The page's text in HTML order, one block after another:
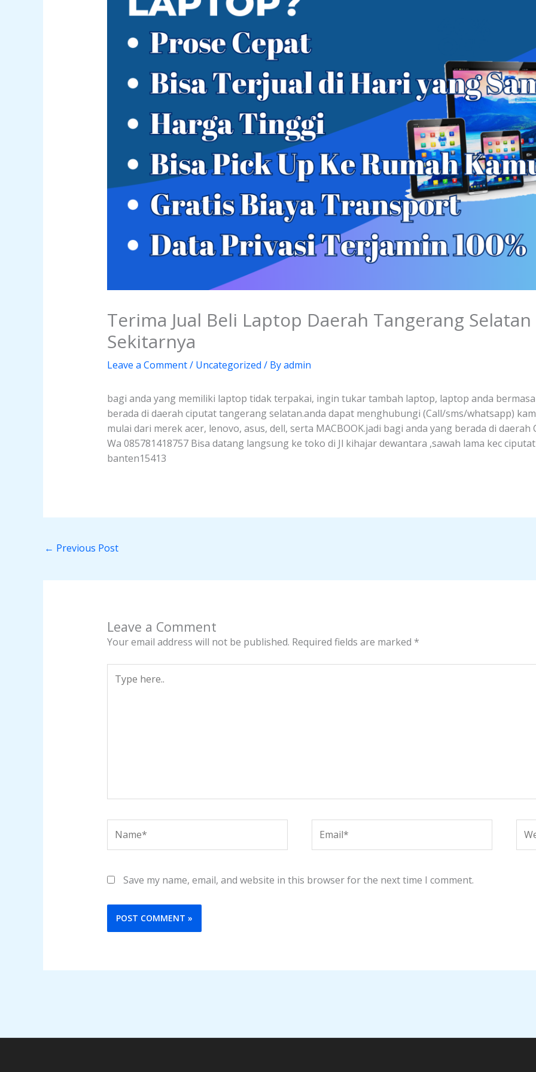
Terima Jual Beli Laptop Daerah Tangerang
Sekitarnya
Leave a Comment/ Uncategorized / Byadmin
bagi anda yang memiliki laptop tidak terpakai, ingin tukar tambah laptop, laptop anda
berada di daerah ciputat tangerang selatan.anda dapat menghubungi (Call/sms/whatsapp)
mulai dari merek acer, lenovo, asus, dell, serta MACBOOK.jadi bagi anda yang berada di
Wa 085781418757 Bisa datang langsung ke toko di Jl kihajar dewantara ,sawah lama kec
banten15413
← Previous Post
Leave a Comment
Your email address will not be published. Required fields are marked *
here..
Save my name, email, and website in this browser for the next time I comment.